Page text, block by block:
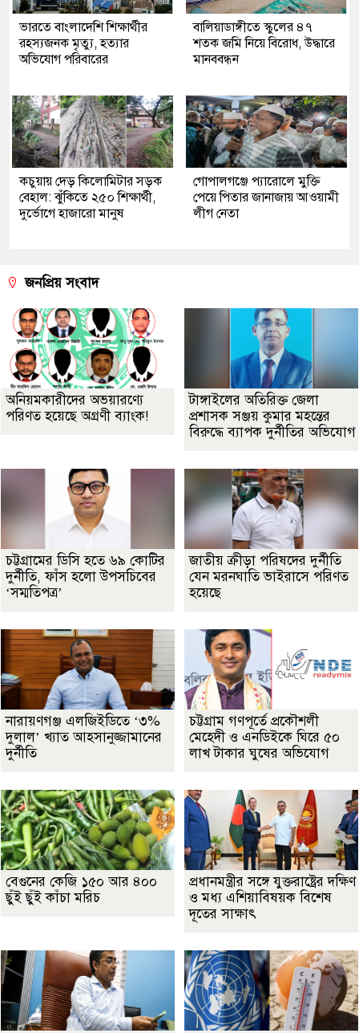
ভারতে বাংলাদেশি শিক্ষার্থীর
রহস্যজনক মৃত্যু, হত্যার
অভিযোগ পরিবারের
বালিয়াডাঙ্গীতে স্কুলের ৪৭
শতক জমি নিয়ে বিরোধ, উদ্ধারে
মানববন্ধন
কচুয়ায় দেড় কিলোমিটার সড়ক
বেহাল: ঝুঁকিতে ২৫০ শিক্ষার্থী,
দুর্ভোগে হাজারো মানুষ
গোপালগঞ্জে প্যারোলে মুক্তি
পেয়ে পিতার জানাজায় আওয়ামী
লীগ নেতা
জনপ্রিয় সংবাদ
অনিয়মকারীদের অভয়ারণ্যে
পরিণত হয়েছে অগ্রণী ব্যাংক!
টাঙ্গাইলের অতিরিক্ত জেলা
প্রশাসক সঞ্জয় কুমার মহন্তের
বিরুদ্ধে ব্যাপক দুর্নীতির অভিযোগ
চট্টগ্রামের ডিসি হতে ৬৯ কোটির
দুর্নীতি, ফাঁস হলো উপসচিবের
‘সম্মতিপত্র’
জাতীয় ক্রীড়া পরিষদের দুর্নীতি
যেন মরনঘাতি ভাইরাসে পরিণত
হয়েছে
নারায়ণগঞ্জ এলজিইডিতে ‘৩%
দুলাল’ খ্যাত আহসানুজ্জামানের
দুর্নীতি
চট্টগ্রাম গণপূর্তে প্রকৌশলী
মেহেদী ও এনডিইকে ঘিরে ৫০
লাখ টাকার ঘুষের অভিযোগ
বেগুনের কেজি ১৫০ আর ৪০০
ছুঁই ছুঁই কাঁচা মরিচ
প্রধানমন্ত্রীর সঙ্গে যুক্তরাষ্ট্রের দক্ষিণ
ও মধ্য এশিয়াবিষয়ক বিশেষ
দূতের সাক্ষাৎ